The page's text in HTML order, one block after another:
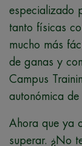
especializado
tanto físicas
mucho más
de ganas y
Campus
autonómica de
Ahora que ya
superar. ¿No